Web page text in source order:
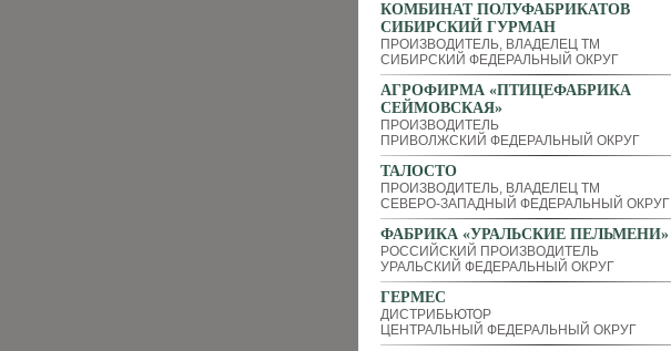
КОМБИНАТ ПОЛУФАБРИКАТОВ
СИБИРСКИЙ ГУРМАН
ПРОИЗВОДИТЕЛЬ, ВЛАДЕЛЕЦ ТМ
СИБИРСКИЙ ФЕДЕРАЛЬНЫЙ ОКРУГ
АГРОФИРМА «ПТИЦЕФАБРИКА
СЕЙМОВСКАЯ»
ПРОИЗВОДИТЕЛЬ
ПРИВОЛЖСКИЙ ФЕДЕРАЛЬНЫЙ ОКРУГ
ТАЛОСТО
ПРОИЗВОДИТЕЛЬ, ВЛАДЕЛЕЦ ТМ
СЕВЕРО-ЗАПАДНЫЙ ФЕДЕРАЛЬНЫЙ ОКРУГ
ФАБРИКА «УРАЛЬСКИЕ ПЕЛЬМЕНИ»
РОССИЙСКИЙ ПРОИЗВОДИТЕЛЬ
УРАЛЬСКИЙ ФЕДЕРАЛЬНЫЙ ОКРУГ
ГЕРМЕС
ДИСТРИБЬЮТОР
ЦЕНТРАЛЬНЫЙ ФЕДЕРАЛЬНЫЙ ОКРУГ